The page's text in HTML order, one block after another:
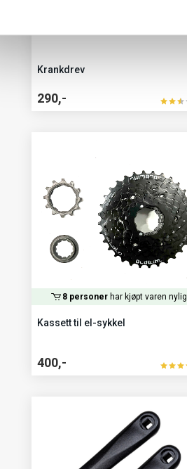
Krankdrev
290,-
8 personer har kjøpt varen nylig
Kassett til el-sykkel
400,-